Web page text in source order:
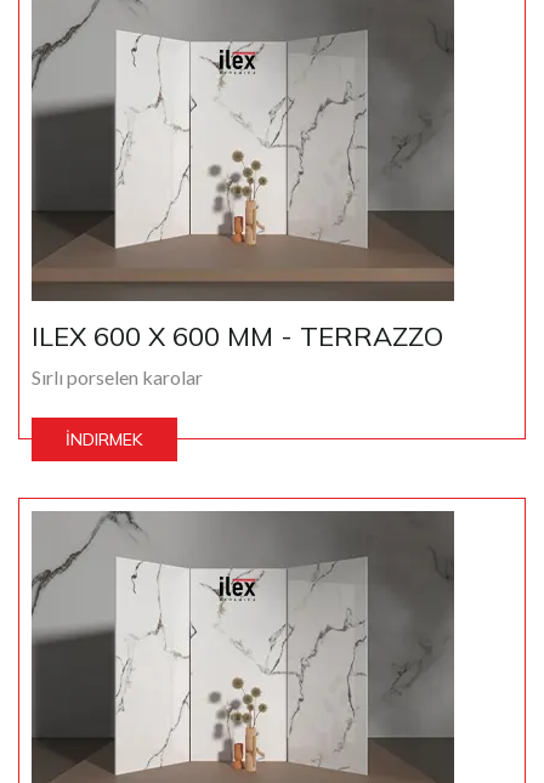
ILEX 600 X 600 MM - TERRAZZO
Sırlı porselen karolar
İNDIRMEK